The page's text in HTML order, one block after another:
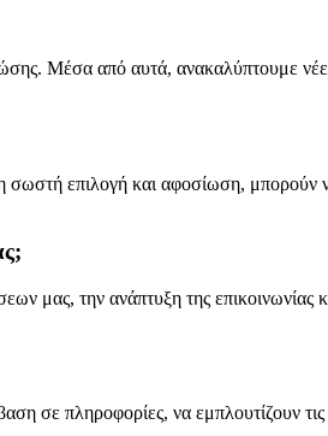
Μέσα από αυτά, ανακαλύπτουμε
επιλογή και αφοσίωση,
μας, την ανάπτυξη της
σε πληροφορίες, να εμπλουτίζουν τις